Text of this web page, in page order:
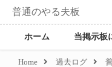
普通のやる夫板
ホーム 当掲示板
Home 過去ログ